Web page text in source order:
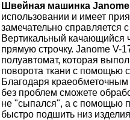
Швейная машинка Janome
использовании и имеет
замечательно справляется
Вертикальный качающийся
прямую строчку. Janome V-
полуавтомат, которая
поворота ткани с помощью
Благодаря
без проблем сможете
не "сыпался", а с помощью
быстро подшить низ